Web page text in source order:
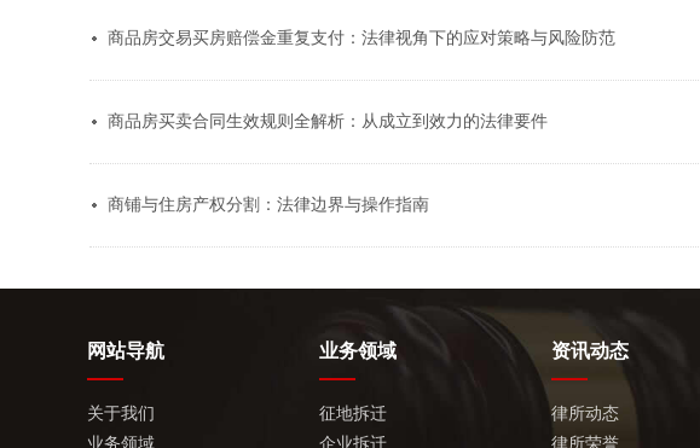
商品房交易买房赔偿金重复支付：法律视角下的应对策略与风险防范
商品房买卖合同生效规则全解析：从成立到效力的法律要件
商铺与住房产权分割：法律边界与操作指南
网站导航
关于我们
业务领域
业务领域
征地拆迁
企业拆迁
资讯动态
律所动态
律所荣誉